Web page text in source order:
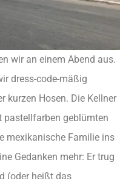
wir an einem Abend aus.
dress-code-mäßig
kurzen Hosen. Die Kellner
pastellfarben geblümten
mexikanische Familie ins
Gedanken mehr: Er trug
(oder heißt das